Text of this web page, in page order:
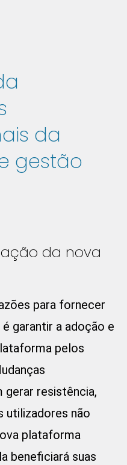
da
gestão
da nova
para fornecer
garantir a adoção e
pelos
resistência,
utilizadores não
plataforma
beneficiará suas